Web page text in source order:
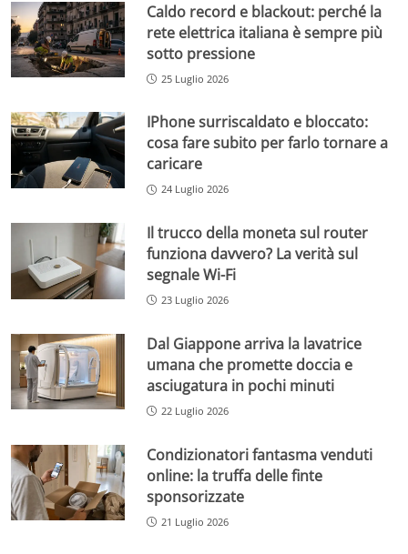
Caldo record e blackout: perché la
rete elettrica italiana è sempre più
sotto pressione
25 Luglio 2026
IPhone surriscaldato e bloccato:
cosa fare subito per farlo tornare a
caricare
24 Luglio 2026
Il trucco della moneta sul router
funziona davvero? La verità sul
segnale Wi-Fi
23 Luglio 2026
Dal Giappone arriva la lavatrice
umana che promette doccia e
asciugatura in pochi minuti
22 Luglio 2026
Condizionatori fantasma venduti
online: la truffa delle finte
sponsorizzate
21 Luglio 2026